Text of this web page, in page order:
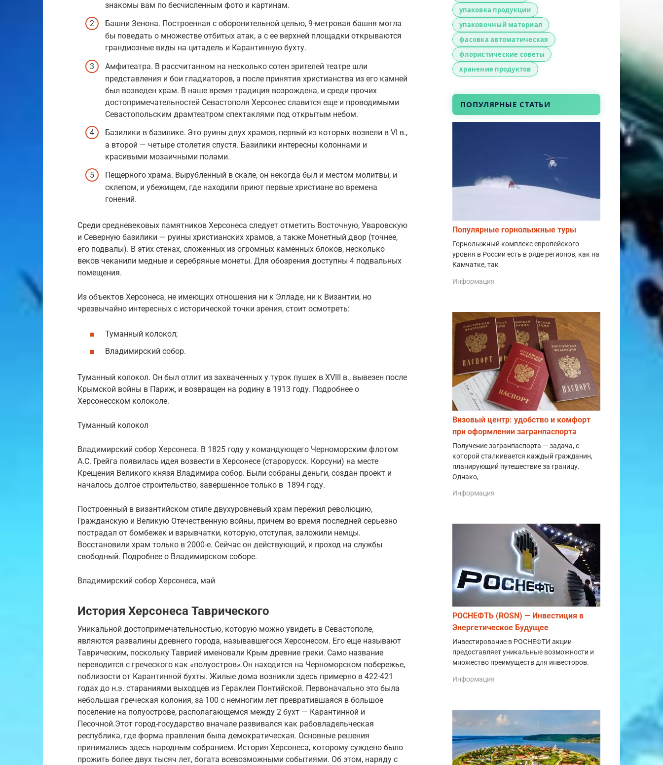
знакомы вам по бесчисленным фото и картинам.
Башни Зенона. Построенная с оборонительной целью, 9-метровая башня могла
бы поведать о множестве отбитых атак, а с ее верхней площадки открываются
грандиозные виды на цитадель и Карантинную бухту.
Амфитеатра. В рассчитанном на несколько сотен зрителей театре шли
представления и бои гладиаторов, а после принятия христианства из его камней
был возведен храм. В наше время традиция возрождена, и среди прочих
достопримечательностей Севастополя Херсонес славится еще и проводимыми
Севастопольским драмтеатром спектаклями под открытым небом.
Базилики в базилике. Это руины двух храмов, первый из которых возвели в VI в.,
а второй — четыре столетия спустя. Базилики интересны колоннами и
красивыми мозаичными полами.
Пещерного храма. Вырубленный в скале, он некогда был и местом молитвы, и
склепом, и убежищем, где находили приют первые христиане во времена
гонений.
Среди средневековых памятников Херсонеса следует отметить Восточную, Уваровскую
и Северную базилики — руины христианских храмов, а также Монетный двор (точнее,
его подвалы). В этих стенах, сложенных из огромных каменных блоков, несколько
веков чеканили медные и серебряные монеты. Для обозрения доступны 4 подвальных
помещения.
Из объектов Херсонеса, не имеющих отношения ни к Элладе, ни к Византии, но
чрезвычайно интересных с исторической точки зрения, стоит осмотреть:
Туманный колокол;
Владимирский собор.
Туманный колокол. Он был отлит из захваченных у турок пушек в XVIII в., вывезен после
Крымской войны в Париж, и возвращен на родину в 1913 году. Подробнее о
Херсонесском колоколе.
Туманный колокол
Владимирский собор Херсонеса. В 1825 году у командующего Черноморским флотом
А.С. Грейга появилась идея возвести в Херсонесе (старорусск. Корсуни) на месте
Крещения Великого князя Владимира собор. Были собраны деньги, создан проект и
началось долгое строительство, завершенное только в 1894 году.
Построенный в византийском стиле двухуровневый храм пережил революцию,
Гражданскую и Великую Отечественную войны, причем во время последней серьезно
пострадал от бомбежек и взрывчатки, которую, отступая, заложили немцы.
Восстановили храм только в 2000-е. Сейчас он действующий, и проход на службы
свободный. Подробнее о Владимирском соборе.
Владимирский собор Херсонеса, май
История Херсонеса Таврического
Уникальной достопримечательностью, которую можно увидеть в Севастополе,
являются развалины древнего города, называвшегося Херсонесом. Его еще называют
Таврическим, поскольку Таврией именовали Крым древние греки. Само название
переводится с греческого как «полуостров».Он находится на Черноморском побережье,
поблизости от Карантинной бухты. Жилые дома возникли здесь примерно в 422-421
годах до н.э. стараниями выходцев из Гераклеи Понтийской. Первоначально это была
небольшая греческая колония, за 100 с немногим лет превратившаяся в большое
поселение на полуострове, располагающемся между 2 бухт — Карантинной и
Песочной.Этот город-государство вначале развивался как рабовладельческая
республика, где форма правления была демократическая. Основные решения
принимались здесь народным собранием. История Херсонеса, которому суждено было
прожить более двух тысяч лет, богата всевозможными событиями. Об этом, наряду с
упаковка продукции
упаковочный материал
фасовка автоматическая
флористические советы
хранение продуктов
ПОПУЛЯРНЫЕ СТАТЬИ
Популярные горнолыжные туры
Горнолыжный комплекс европейского
уровня в России есть в ряде регионов, как на
Камчатке, так
Информация
Визовый центр: удобство и комфорт
при оформлении загранпаспорта
Получение загранпаспорта — задача, с
которой сталкивается каждый гражданин,
планирующий путешествие за границу.
Однако,
Информация
РОСНЕФТЬ (ROSN) — Инвестиция в
Энергетическое Будущее
Инвестирование в РОСНЕФТИ акции
предоставляет уникальные возможности и
множество преимуществ для инвесторов.
Информация